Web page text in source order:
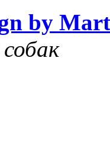
by